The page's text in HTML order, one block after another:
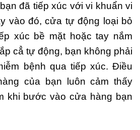
đã tiếp xúc với vi khuẩn vi
vào đó, cửa tự động loại bỏ
xúc bề mặt hoặc tay nắm
cẳ tự động, bạn không phải
bệnh qua tiếp xúc. Điều
của bạn luôn cảm thấy
khi bước vào cửa hàng bạn